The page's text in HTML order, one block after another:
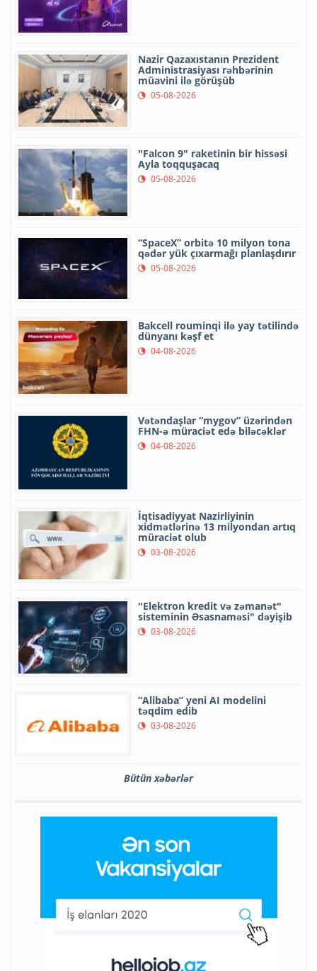
Nazir Qazaxıstanın Prezident
Administrasiyası rəhbərinin
müavini ilə görüşüb
05-08-2026
"Falcon 9" raketinin bir hissəsi
Ayla toqquşacaq
05-08-2026
“SpaceX” orbitə 10 milyon tona
qədər yük çıxarmağı planlaşdırır
05-08-2026
Bakcell rouminqi ilə yay tətilində
dünyanı kəşf et
04-08-2026
Vətəndaşlar “mygov” üzərindən
FHN-ə müraciət edə biləcəklər
04-08-2026
İqtisadiyyat Nazirliyinin
xidmətlərinə 13 milyondan artıq
müraciət olub
03-08-2026
"Elektron kredit və zəmanət"
sisteminin Əsasnaməsi" dəyişib
03-08-2026
“Alibaba” yeni AI modelini
təqdim edib
03-08-2026
Bütün xəbərlər